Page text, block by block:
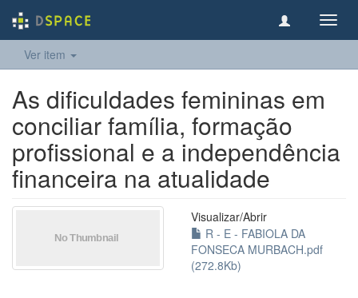
Ver item
As dificuldades femininas em
conciliar família, formação
profissional e a independência
financeira na atualidade
Visualizar/Abrir
R - E - FABIOLA DA
FONSECA MURBACH.pdf
(272.8Kb)